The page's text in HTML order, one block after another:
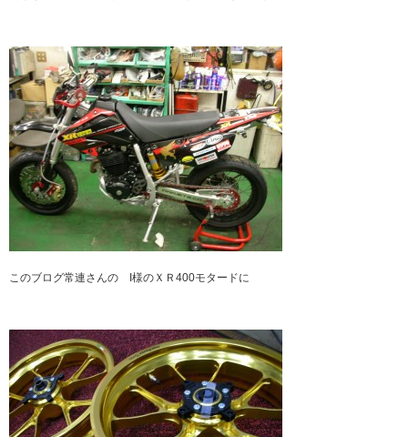
このブログ常連さんの I様のＸＲ400モタードに